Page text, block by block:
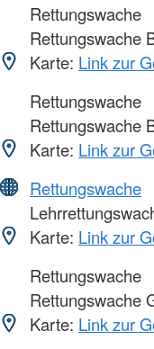
Rettungswache
Rettungswache
Karte: Link zur
Rettungswache
Rettungswache
Karte: Link zur
Rettungswache
Karte: Link zur
Rettungswache
Rettungswache
Karte: Link zur